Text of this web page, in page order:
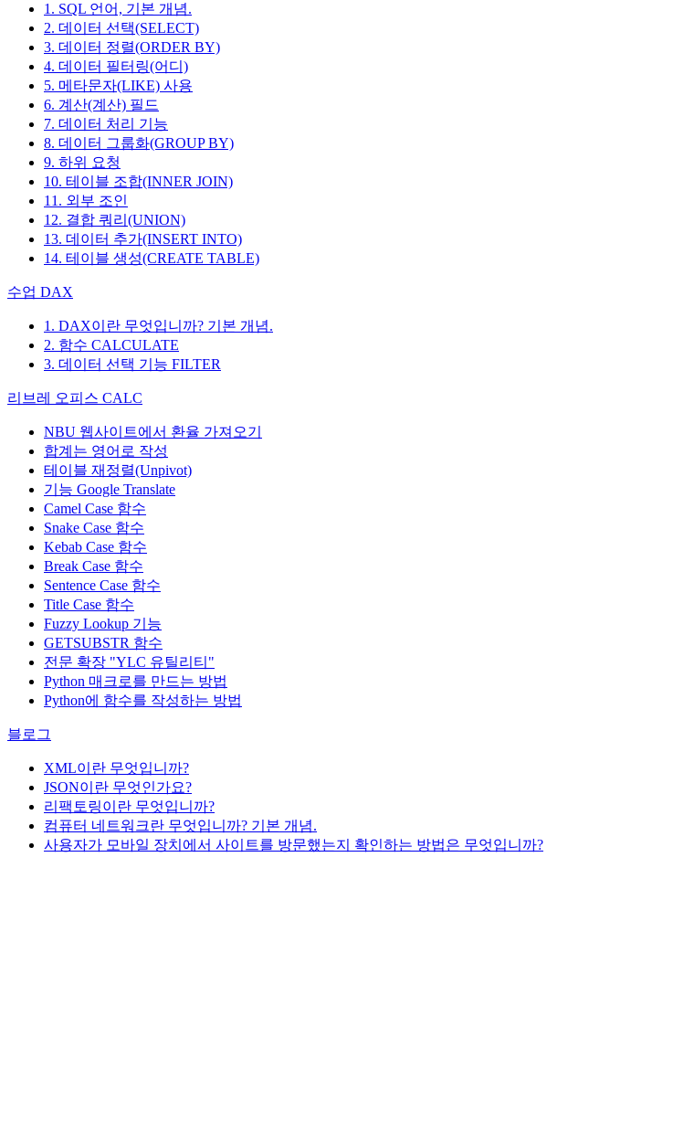
1. SQL 언어, 기본 개념.
2. 데이터 선택(SELECT)
3. 데이터 정렬(ORDER BY)
4. 데이터 필터링(어디)
5. 메타문자(LIKE) 사용
6. 계산(계산) 필드
7. 데이터 처리 기능
8. 데이터 그룹화(GROUP BY)
9. 하위 요청
10. 테이블 조합(INNER JOIN)
11. 외부 조인
12. 결합 쿼리(UNION)
13. 데이터 추가(INSERT INTO)
14. 테이블 생성(CREATE TABLE)
수업 DAX
1. DAX이란 무엇입니까? 기본 개념.
2. 함수 CALCULATE
3. 데이터 선택 기능 FILTER
리브레 오피스 CALC
NBU 웹사이트에서 환율 가져오기
합계는 영어로 작성
테이블 재정렬(Unpivot)
기능 Google Translate
Camel Case 함수
Snake Case 함수
Kebab Case 함수
Break Case 함수
Sentence Case 함수
Title Case 함수
Fuzzy Lookup 기능
GETSUBSTR 함수
전문 확장 "YLC 유틸리티"
Python 매크로를 만드는 방법
Python에 함수를 작성하는 방법
블로그
XML이란 무엇입니까?
JSON이란 무엇인가요?
리팩토링이란 무엇입니까?
컴퓨터 네트워크란 무엇입니까? 기본 개념.
사용자가 모바일 장치에서 사이트를 방문했는지 확인하는 방법은 무엇입니까?